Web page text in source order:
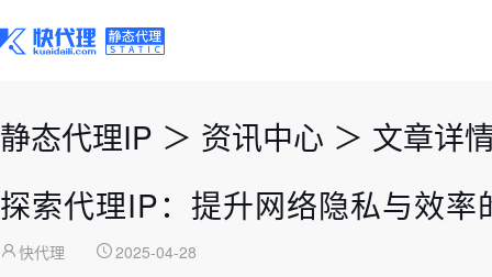
静态代理IP ＞ 资讯中心 ＞ 文章详
探索代理IP：提升网络隐私与效率
快代理 2025-04-28